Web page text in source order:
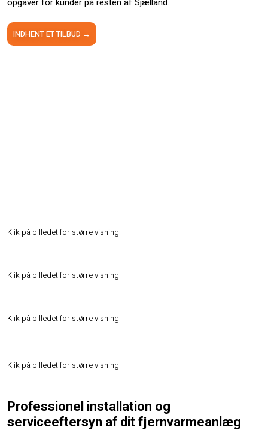
INDHENT E​T TILBUD →
Klik på billedet for større visning​
Klik på billedet for større visning​
Klik på billedet for større visning​
Klik på billedet for større visning​
Professionel installation og
serviceeftersyn af dit fjernvarmeanlæg